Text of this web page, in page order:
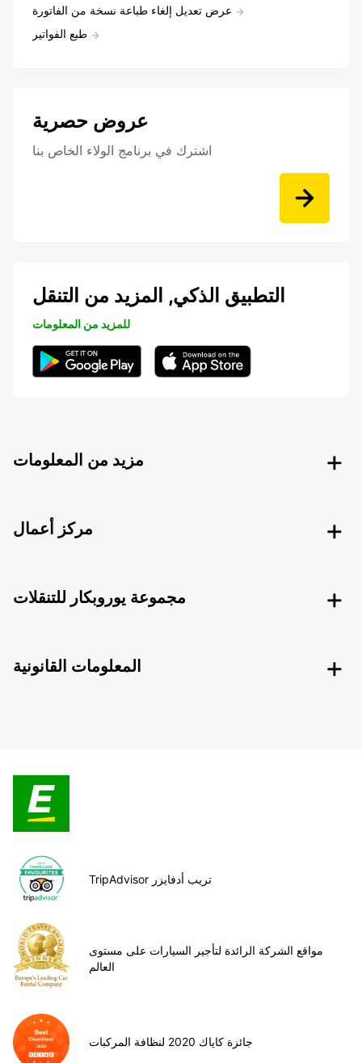
عرض تعديل إلغاء طباعة نسخة من الفاتورة
طبع الفواتير
عروض حصرية
اشترك في برنامج الولاء الخاص بنا
التطبيق الذكي, المزيد من التنقل
للمزيد من المعلومات
مزيد من المعلومات
مركز أعمال
مجموعة يوروبكار للتنقلات
المعلومات القانونية
TripAdvisor تريب أدفايزر
مواقع الشركة الرائدة لتأجير السيارات على مستوى
العالم
جائزة كاياك 2020 لنظافة المركبات